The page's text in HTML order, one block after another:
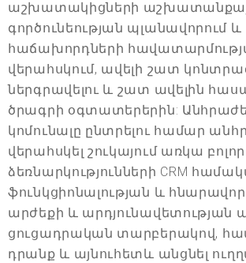
աշխատակիցների
գործունեության պլանավորում և
հաճախորդների
վերահսկում, ավելի շատ
ներգրավելու և շատ ավելին
ծրագրի օգտատերերին:
կոմունալը ընտրելու համար
վերահսկել շուկայում առկա բոլոր
ձեռնարկությունների CRM
ֆունկցիոնալության և
արժեքի և արդյունավետության
ցուցադրական տարբերակով,
դրանք և այնուհետև անցնել